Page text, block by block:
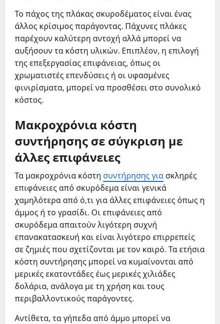
Το πάχος της πλάκας σκυροδέματος είναι ένας
άλλος κρίσιμος παράγοντας. Πάχυνες πλάκες
παρέχουν καλύτερη αντοχή αλλά μπορεί να
αυξήσουν τα κόστη υλικών. Επιπλέον, η επιλογή
της επεξεργασίας επιφάνειας, όπως οι
χρωματιστές επενδύσεις ή οι υφασμένες
φινιρίσματα, μπορεί να προσθέσει στο συνολικό
κόστος.
Μακροχρόνια κόστη
συντήρησης σε σύγκριση με
άλλες επιφάνειες
Τα μακροχρόνια κόστη συντήρησης για σκληρές
επιφάνειες από σκυρόδεμα είναι γενικά
χαμηλότερα από ό,τι για άλλες επιφάνειες όπως η
άμμος ή το γρασίδι. Οι επιφάνειες από
σκυρόδεμα απαιτούν λιγότερη συχνή
επανακατασκευή και είναι λιγότερο επιρρεπείς
σε ζημιές που σχετίζονται με τον καιρό. Τα ετήσια
κόστη συντήρησης μπορεί να κυμαίνονται από
μερικές εκατοντάδες έως μερικές χιλιάδες
δολάρια, ανάλογα με τη χρήση και τους
περιβαλλοντικούς παράγοντες.
Αντίθετα, τα γήπεδα από άμμο μπορεί να